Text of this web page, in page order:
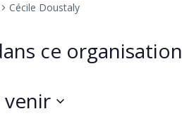
Cécile Doustaly
ce organisation
venir